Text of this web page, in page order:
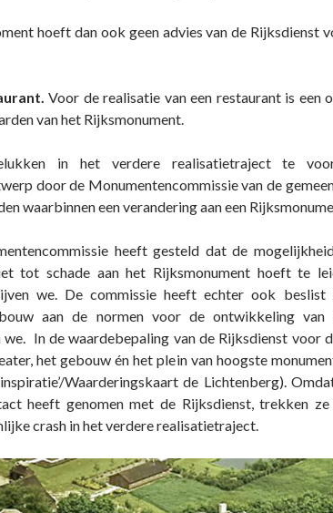
hoeft dan ook geen advies van de Rijksdienst
Voor de realisatie van een restaurant is een
van het Rijksmonument.
in het verdere realisatietraject te
door de Monumentencommissie van de
waarbinnen een verandering aan een
heeft gesteld dat de
tot schade aan het Rijksmonument hoeft te
we. De commissie heeft echter ook
aan de normen voor de ontwikkeling
we. In de waardebepaling van de Rijksdienst voor
het gebouw én het plein van hoogste
Waarderingskaart de Lichtenberg).
heeft genomen met de Rijksdienst, trekken
crash in het verdere realisatietraject.